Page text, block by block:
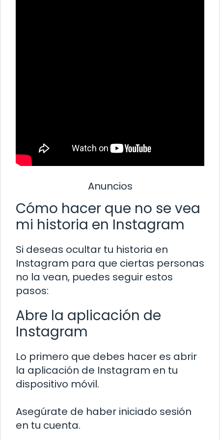
Anuncios
Cómo hacer que no se vea
mi historia en Instagram
Si deseas ocultar tu historia en
Instagram para que ciertas personas
no la vean, puedes seguir estos
pasos:
Abre la aplicación de
Instagram
Lo primero que debes hacer es abrir
la aplicación de Instagram en tu
dispositivo móvil.
Asegúrate de haber iniciado sesión
en tu cuenta.